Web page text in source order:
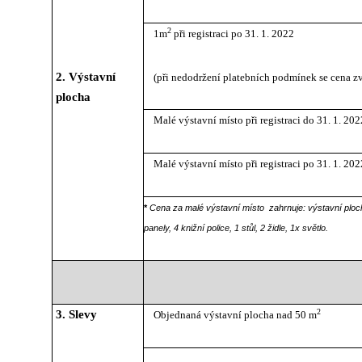
2. Výstavní
plocha
1m2při registraci po 31. 1. 2022
(při nedodržení platebních podmínek se cena
Malé výstavní místo při registraci do 31. 1.
Malé výstavní místo při registraci po 31. 1.
*Cena za malé výstavní místo zahrnuje: výstavní
panely, 4 knižní police, 1 stůl, 2 židle, 1x světlo.
3. Slevy Objednaná výstavní plocha nad 50 m2